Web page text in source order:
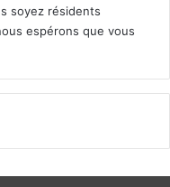
soyez résidents
espérons que vous